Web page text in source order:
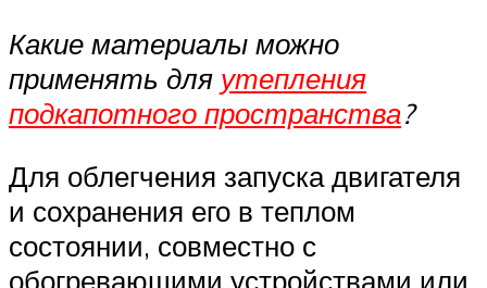
Какие материалы можно
применять для утепления
подкапотного пространства?
Для облегчения запуска двигателя
и сохранения его в теплом
состоянии, совместно с
обогревающими устройствами или